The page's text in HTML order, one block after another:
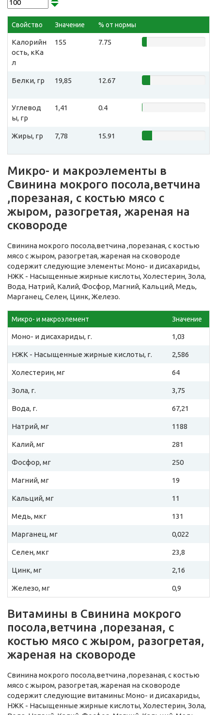
Свойство Значение % от нормы
Калорийн
ость, кКа
л
155 7.75
Белки, гр 19,85 12.67
Углевод
ы, гр
1,41 0.4
Жиры, гр 7,78 15.91
Микро- и макроэлементы в
Свинина мокрого посола,ветчина
,порезаная, с костью мясо с
жыром, разогретая, жареная на
сковороде
Свинина мокрого посола,ветчина ,порезаная, с костью
мясо с жыром, разогретая, жареная на сковороде
содержит следующие элементы: Моно- и дисахариды,
НЖК - Насыщенные жирные кислоты, Холестерин, Зола,
Вода, Натрий, Калий, Фосфор, Магний, Кальций, Медь,
Марганец, Селен, Цинк, Железо.
Микро- и макроэлемент Значение
Моно- и дисахариды, г. 1,03
НЖК - Насыщенные жирные кислоты, г. 2,586
Холестерин, мг 64
Зола, г. 3,75
Вода, г. 67,21
Натрий, мг 1188
Калий, мг 281
Фосфор, мг 250
Магний, мг 19
Кальций, мг 11
Медь, мкг 131
Марганец, мг 0,022
Селен, мкг 23,8
Цинк, мг 2,16
Железо, мг 0,9
Витамины в Свинина мокрого
посола,ветчина ,порезаная, с
костью мясо с жыром, разогретая,
жареная на сковороде
Свинина мокрого посола,ветчина ,порезаная, с костью
мясо с жыром, разогретая, жареная на сковороде
содержит следующие витамины: Моно- и дисахариды,
НЖК - Насыщенные жирные кислоты, Холестерин, Зола,